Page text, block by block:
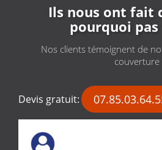
Ils nous ont fait
pourquoi pas
Nos clients témoignent de
couverture
Devis gratuit: